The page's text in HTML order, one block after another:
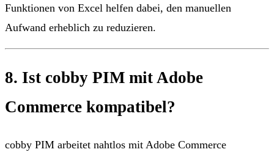
Funktionen von Excel helfen dabei, den manuellen
Aufwand erheblich zu reduzieren.
8. Ist cobby PIM mit Adobe
Commerce kompatibel?
cobby PIM arbeitet nahtlos mit Adobe Commerce